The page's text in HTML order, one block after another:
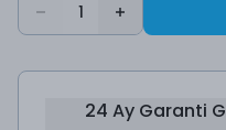
1
24 Ay Garanti